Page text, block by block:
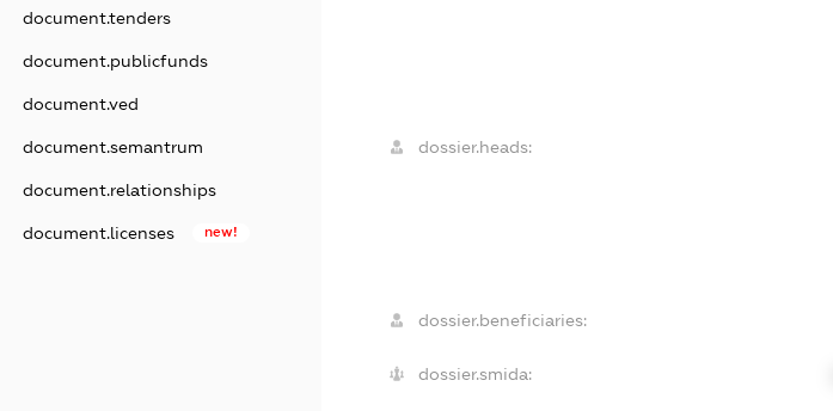
document.tenders
document.publicfunds
document.ved
document.semantrum
document.relationships
document.licenses new!
dossier.heads:
dossier.beneficiaries:
dossier.smida: